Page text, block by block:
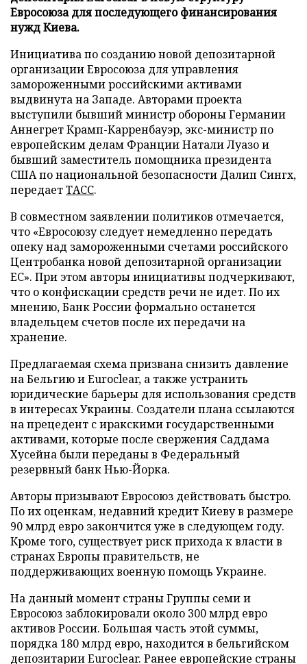
Евросоюза для последующего финансирования
нужд Киева.
Инициатива по созданию новой депозитарной
организации Евросоюза для управления
замороженными российскими активами
выдвинута на Западе. Авторами проекта
выступили бывший министр обороны Германии
Аннегрет Крамп-Карренбауэр, экс-министр по
европейским делам Франции Натали Луазо и
бывший заместитель помощника президента
США по национальной безопасности Далип Сингх,
передаетТАСС.
В совместном заявлении политиков отмечается,
что «Евросоюзу следует немедленно передать
опеку над замороженными счетами российского
Центробанка новой депозитарной организации
ЕС». При этом авторы инициативы подчеркивают,
что о конфискации средств речи не идет. По их
мнению, Банк России формально останется
владельцем счетов после их передачи на
хранение.
Предлагаемая схема призвана снизить давление
на Бельгию и Euroclear, а также устранить
юридические барьеры для использования средств
в интересах Украины. Создатели плана ссылаются
на прецедент с иракскими государственными
активами, которые после свержения Саддама
Хусейна были переданы в Федеральный
резервный банк Нью-Йорка.
Авторы призывают Евросоюз действовать быстро.
По их оценкам, недавний кредит Киеву в размере
90 млрд евро закончится уже в следующем году.
Кроме того, существует риск прихода к власти в
странах Европы правительств, не
поддерживающих военную помощь Украине.
На данный момент страны Группы семи и
Евросоюз заблокировали около 300 млрд евро
активов России. Большая часть этой суммы,
порядка 180 млрд евро, находится в бельгийском
депозитарии Euroclear. Ранее европейские страны